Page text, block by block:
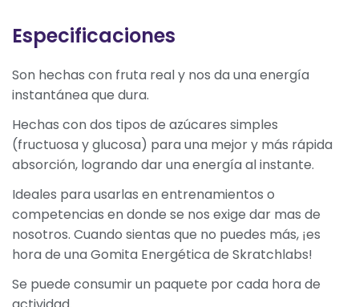
Especificaciones
Son hechas con fruta real y nos da una energía
instantánea que dura.
Hechas con dos tipos de azúcares simples
(fructuosa y glucosa) para una mejor y más rápida
absorción, logrando dar una energía al instante.
Ideales para usarlas en entrenamientos o
competencias en donde se nos exige dar mas de
nosotros. Cuando sientas que no puedes más, ¡es
hora de una Gomita Energética de Skratchlabs!
Se puede consumir un paquete por cada hora de